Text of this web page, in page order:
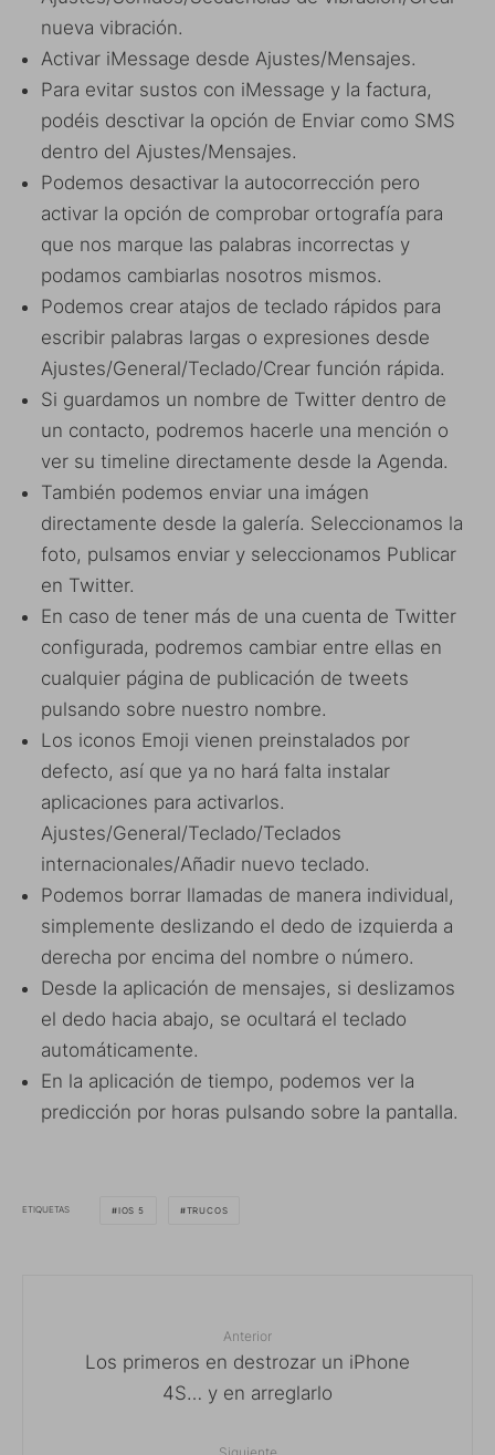
nueva vibración.
Activar iMessage desde Ajustes/Mensajes.
Para evitar sustos con iMessage y la factura,
podéis desctivar la opción de Enviar como SMS
dentro del Ajustes/Mensajes.
Podemos desactivar la autocorrección pero
activar la opción de comprobar ortografía para
que nos marque las palabras incorrectas y
podamos cambiarlas nosotros mismos.
Podemos crear atajos de teclado rápidos para
escribir palabras largas o expresiones desde
Ajustes/General/Teclado/Crear función rápida.
Si guardamos un nombre de Twitter dentro de
un contacto, podremos hacerle una mención o
ver su timeline directamente desde la Agenda.
También podemos enviar una imágen
directamente desde la galería. Seleccionamos la
foto, pulsamos enviar y seleccionamos Publicar
en Twitter.
En caso de tener más de una cuenta de Twitter
configurada, podremos cambiar entre ellas en
cualquier página de publicación de tweets
pulsando sobre nuestro nombre.
Los iconos Emoji vienen preinstalados por
defecto, así que ya no hará falta instalar
aplicaciones para activarlos.
Ajustes/General/Teclado/Teclados
internacionales/Añadir nuevo teclado.
Podemos borrar llamadas de manera individual,
simplemente deslizando el dedo de izquierda a
derecha por encima del nombre o número.
Desde la aplicación de mensajes, si deslizamos
el dedo hacia abajo, se ocultará el teclado
automáticamente.
En la aplicación de tiempo, podemos ver la
predicción por horas pulsando sobre la pantalla.
ETIQUETAS IOS 5 TRUCOS
Anterior
Los primeros en destrozar un iPhone
4S… y en arreglarlo